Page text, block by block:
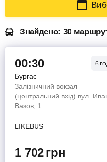
Знайдено: 30
00:30 6
Бургас
Залізничний вокзал
(центральний вхід) вул.
Вазов, 1
LIKEBUS
1 702грн